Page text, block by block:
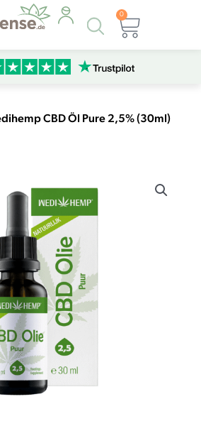
Products
search
0
CBD Öl Pure 2,5% (30ml)